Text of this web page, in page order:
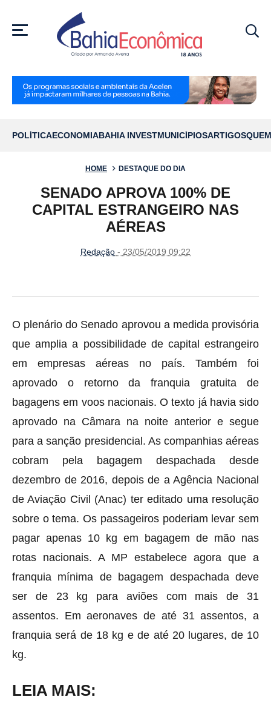
MENU
POLÍTICAECONOMIABAHIA INVESTMUNICÍPIOSARTIGOS
HOME DESTAQUE DO DIA
SENADO APROVA 100% DE
CAPITAL ESTRANGEIRO NAS
AÉREAS
Redação - 23/05/2019 09:22
O plenário do Senado aprovou a medida provisória
que amplia a possibilidade de capital estrangeiro
em empresas aéreas no país. Também foi
aprovado o retorno da franquia gratuita de
bagagens em voos nacionais. O texto já havia sido
aprovado na Câmara na noite anterior e segue
para a sanção presidencial. As companhias aéreas
cobram pela bagagem despachada desde
dezembro de 2016, depois de a Agência Nacional
de Aviação Civil (Anac) ter editado uma resolução
sobre o tema. Os passageiros poderiam levar sem
pagar apenas 10 kg em bagagem de mão nas
rotas nacionais. A MP estabelece agora que a
franquia mínima de bagagem despachada deve
ser de 23 kg para aviões com mais de 31
assentos. Em aeronaves de até 31 assentos, a
franquia será de 18 kg e de até 20 lugares, de 10
kg.
LEIA MAIS: